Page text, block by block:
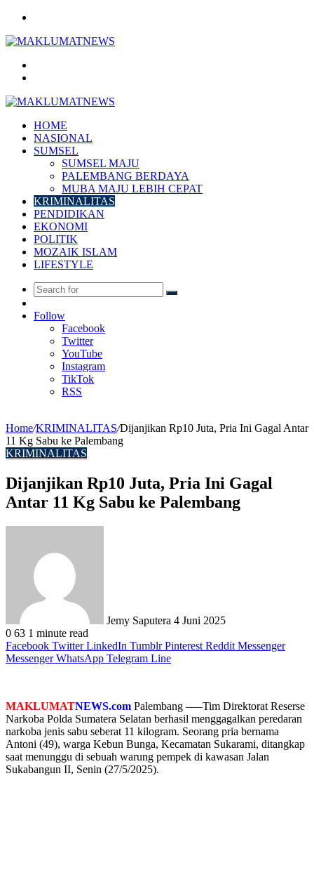
HOME
NASIONAL
SUMSEL
SUMSEL MAJU
PALEMBANG BERDAYA
MUBA MAJU LEBIH CEPAT
KRIMINALITAS
PENDIDIKAN
EKONOMI
POLITIK
MOZAIK ISLAM
LIFESTYLE
Search
Article
Follow
Facebook
Twitter
YouTube
Instagram
TikTok
RSS
Home/KRIMINALITAS/Dijanjikan Rp10 Juta, Pria Ini Gagal Antar
11 Kg Sabu ke Palembang
KRIMINALITAS
Dijanjikan Rp10 Juta, Pria Ini Gagal
Antar 11 Kg Sabu ke Palembang
Jemy Saputera 4 Juni 2025
0 63 1 minute read
Facebook Twitter LinkedIn Tumblr Pinterest Reddit Messenger
Messenger WhatsApp Telegram Line
MAKLUMATNEWS.com Palembang —–Tim Direktorat Reserse
Narkoba Polda Sumatera Selatan berhasil menggagalkan peredaran
narkoba jenis sabu seberat 11 kilogram. Seorang pria bernama
Antoni (49), warga Kebun Bunga, Kecamatan Sukarami, ditangkap
saat menunggu di sebuah warung pempek di kawasan Jalan
Sukabangun II, Senin (27/5/2025).